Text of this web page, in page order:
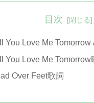
目次
You Love Me Tomorrow
You Love Me Tomorrow
Over Feet歌詞